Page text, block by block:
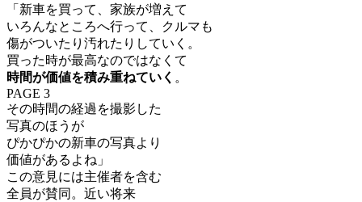
「新車を買って、家族が増えて
いろんなところへ行って、クルマも
傷がついたり汚れたりしていく。
買った時が最高なのではなくて
時間が価値を積み重ねていく 。
PAGE 3
その時間の経過を撮影した
写真のほうが
ぴかぴかの新車の写真より
価値があるよね」
この意見には主催者を含む
全員が賛同。近い将来